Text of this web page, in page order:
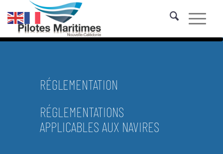
RÉGLEMENTATION
RÉGLEMENTATIONS
APPLICABLES AUX NAVIRES